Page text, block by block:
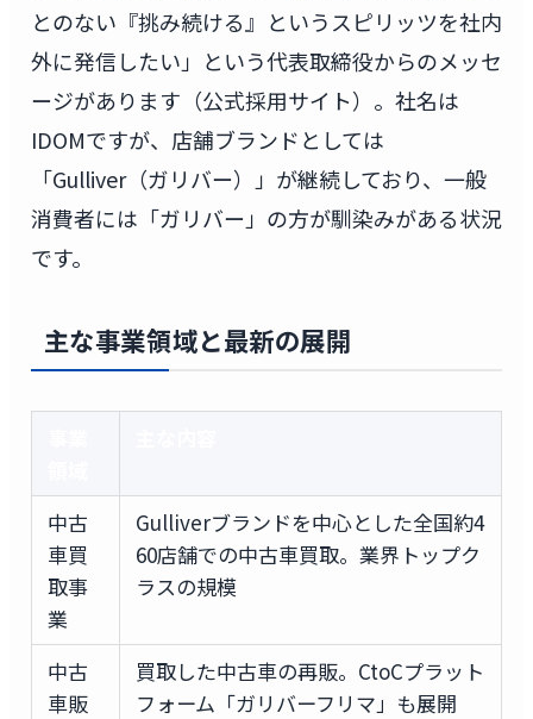
とのない『挑み続ける』というスピリッツを社内
外に発信したい」という代表取締役からのメッセ
ージがあります（公式採用サイト）。社名は
IDOMですが、店舗ブランドとしては
「Gulliver（ガリバー）」が継続しており、一般
消費者には「ガリバー」の方が馴染みがある状況
です。
主な事業領域と最新の展開
中古
車買
取事
業
Gulliverブランドを中心とした全国約4
60店舗での中古車買取。業界トップク
ラスの規模
中古
車販
買取した中古車の再販。CtoCプラット
フォーム「ガリバーフリマ」も展開